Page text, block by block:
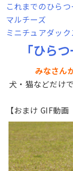
これまでのひらつ
マルチーズ
ミニチュアダッ
「ひら
みなさん
犬・猫などだけ
【おまけ GIF動